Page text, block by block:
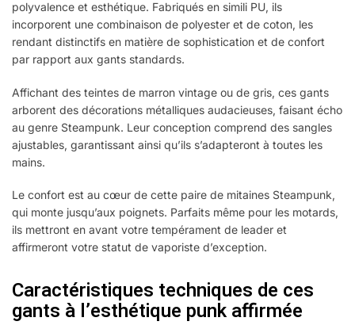
polyvalence et esthétique. Fabriqués en simili PU, ils
incorporent une combinaison de polyester et de coton, les
rendant distinctifs en matière de sophistication et de confort
par rapport aux gants standards.
Affichant des teintes de marron vintage ou de gris, ces gants
arborent des décorations métalliques audacieuses, faisant écho
au genre Steampunk. Leur conception comprend des sangles
ajustables, garantissant ainsi qu’ils s’adapteront à toutes les
mains.
Le confort est au cœur de cette paire de mitaines Steampunk,
qui monte jusqu’aux poignets. Parfaits même pour les motards,
ils mettront en avant votre tempérament de leader et
affirmeront votre statut de vaporiste d’exception.
Caractéristiques techniques de ces
gants à l’esthétique punk affirmée